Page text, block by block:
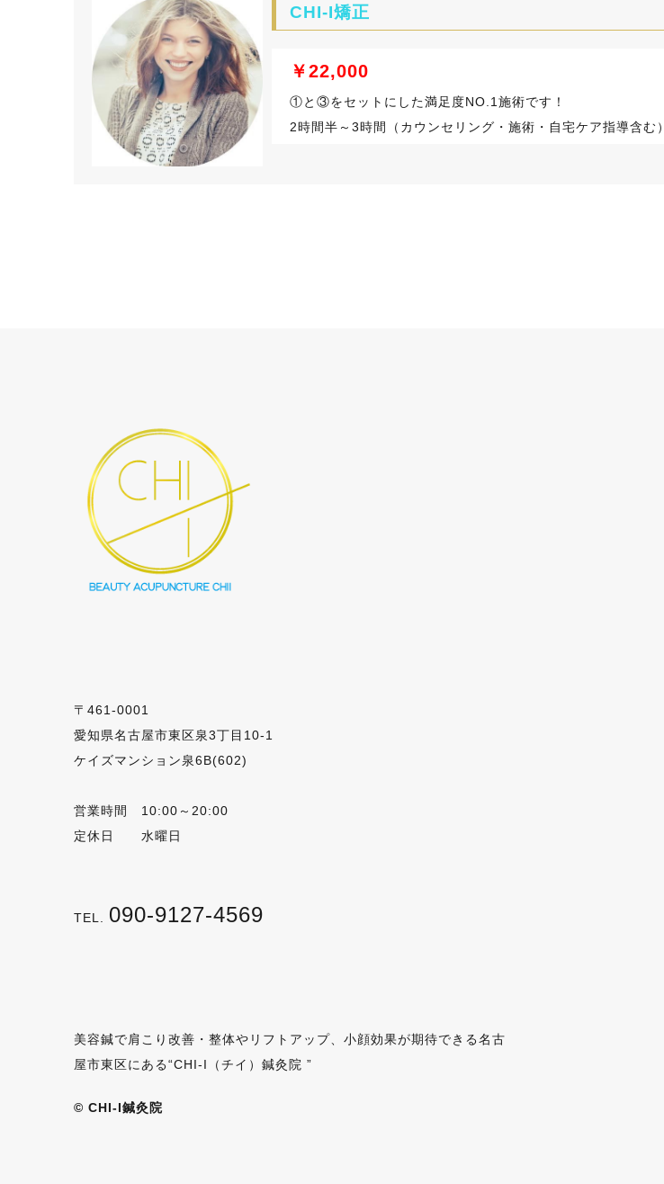
CHI-I矯正
￥22,000
​①と③をセットにした満足度NO.1施術です！
2時間半～3時間（カウンセリング・施術・自宅ケア指導含む）
〒461-0001
愛知県名古屋市東区泉3丁目10-1
ケイズマンション泉6B(602)
営業時間 10:00～20:00
定休日 水曜日
TEL. 090-9127-4569
美容鍼で肩こり改善・整体やリフトアップ、小顔効果が期待できる名古
屋市東区にある“CHI-I（チイ）鍼灸院 ”
© CHI-I鍼灸院